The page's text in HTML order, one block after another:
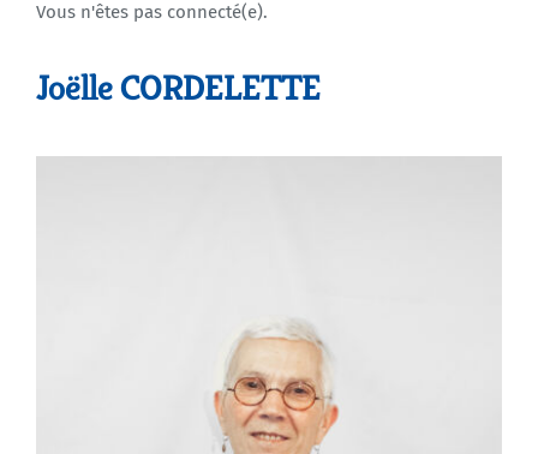
Agenda
Vous n'êtes pas connecté(e).
Joëlle CORDELETTE